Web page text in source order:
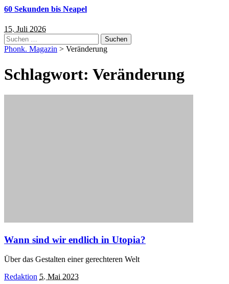
60 Sekunden bis Neapel
15. Juli 2026
Suchen
nach:
Phonk. Magazin > Veränderung
Schlagwort: Veränderung
Wann sind wir endlich in Utopia?
Über das Gestalten einer gerechteren Welt
Posted
Redaktion 5. Mai 2023